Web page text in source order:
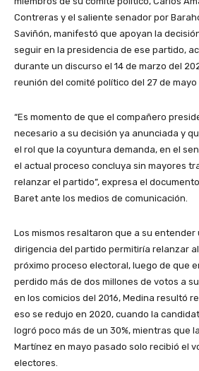
Contreras y el saliente senador por
Saviñón, manifestó que apoyan la
seguir en la presidencia de ese partido,
durante un discurso el 14 de marzo del
reunión del comité político del 27 de mayo
“Es momento de que el compañero
necesario a su decisión ya anunciada y
el rol que la coyuntura demanda, en el
el actual proceso concluya sin mayores
relanzar el partido”, expresa el
Baret ante los medios de comunicación.
Los mismos resaltaron que a su entender
dirigencia del partido permitiría relanzar
próximo proceso electoral, luego de que
perdido más de dos millones de votos a
en los comicios del 2016, Medina resultó
eso se redujo en 2020, cuando la
logró poco más de un 30%, mientras que
Martínez en mayo pasado solo recibió el
electores.